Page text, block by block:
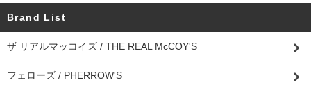
Brand List
ザ リアルマッコイズ / THE REAL McCOY'S
フェローズ / PHERROW'S